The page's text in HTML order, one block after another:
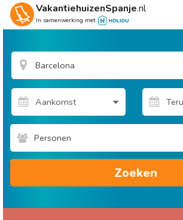
VakantiehuizenSpanje.nl
In samenwerking met
Personen
Zoeken